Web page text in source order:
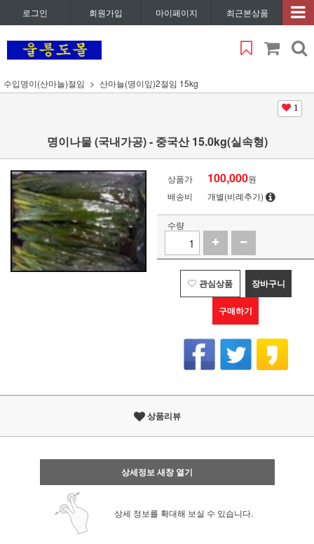
로그인 회원가입 마이페이지 최근본상품
수입명이(산마늘)절임 산마늘(명이잎)2절임 15kg
1
명이나물 (국내가공) - 중국산 15.0kg(실속형)
상품가 100,000원
배송비
개별(비례추가)
수량
관심상품 장바구니
구매하기
상품리뷰
상세정보 새창 열기
상세 정보를 확대해 보실 수 있습니다.